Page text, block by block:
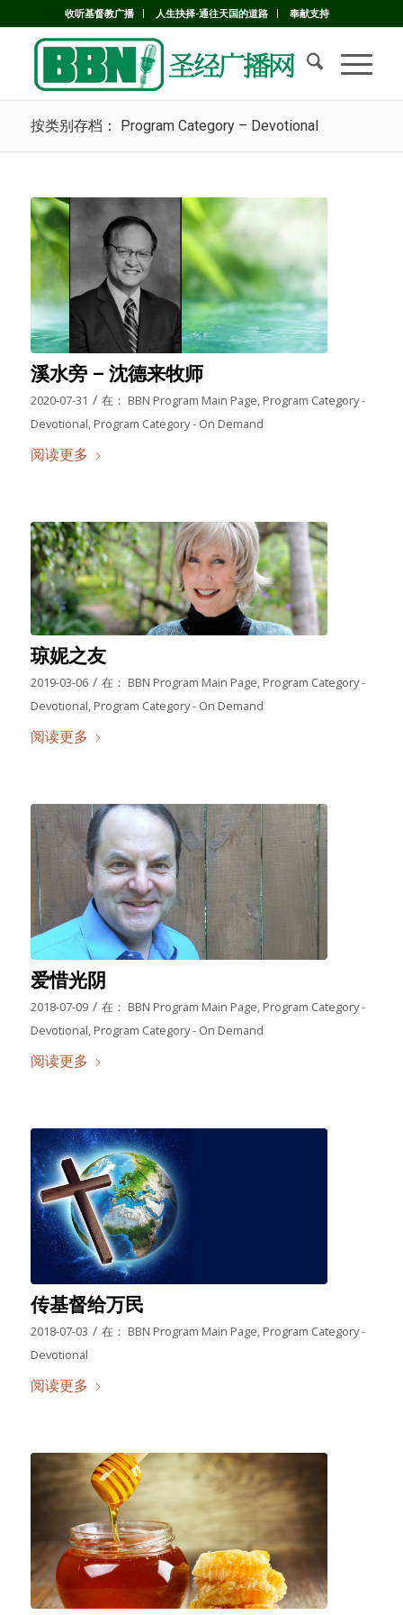
收听基督教广播 人生抉择-通往天国的道路 奉献支持
按类别存档： Program Category – Devotional
溪水旁 – 沈德来牧师
2020-07-31 / 在： BBN Program Main Page, Program Category -
Devotional, Program Category - On Demand
阅读更多
琼妮之友
2019-03-06 / 在： BBN Program Main Page, Program Category -
Devotional, Program Category - On Demand
阅读更多
爱惜光阴
2018-07-09 / 在： BBN Program Main Page, Program Category -
Devotional, Program Category - On Demand
阅读更多
传基督给万民
2018-07-03 / 在： BBN Program Main Page, Program Category -
Devotional
阅读更多